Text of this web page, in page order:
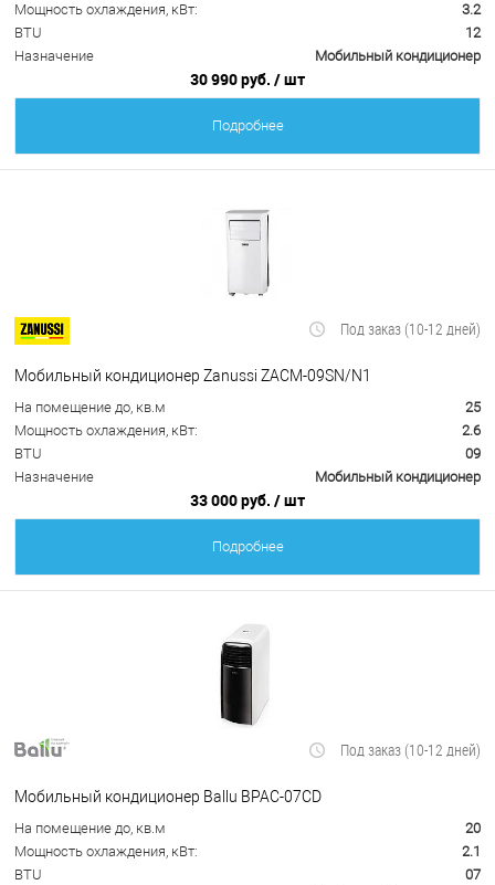
Мощность охлаждения, кВт:
3.2
BTU
12
Назначение
Мобильный кондиционер
30 990 руб. / шт
Подробнее
Под заказ (10-12 дней)
Мобильный кондиционер Zanussi ZACM-09SN/N1
На помещение до, кв.м
25
Мощность охлаждения, кВт:
2.6
BTU
09
Назначение
Мобильный кондиционер
33 000 руб. / шт
Подробнее
Под заказ (10-12 дней)
Мобильный кондиционер Ballu BPAC-07CD
На помещение до, кв.м
20
Мощность охлаждения, кВт:
2.1
BTU
07